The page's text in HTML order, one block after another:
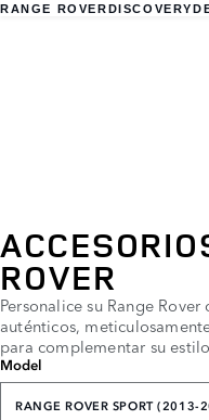
RANGE ROVERDISCOVERY
ROVER
Personalice su Range
auténticos,
para complementar su
Model
RANGE ROVER SPORT (2013-